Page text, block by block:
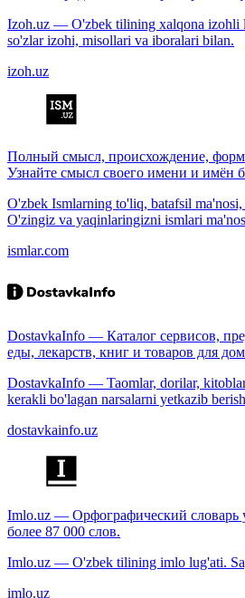
Izoh.uz — O'zbek tilining xalqona izohli
so'zlar izohi, misollari va iboralari bilan.
izoh.uz
Полный смысл, происхождение,
Узнайте смысл своего имени и имён
O'zbek Ismlarning to'liq, batafsil
O'zingiz va yaqinlaringizni ismlari
ismlar.com
DostavkaInfo — Каталог сервисов,
еды, лекарств, книг и товаров для
DostavkaInfo — Taomlar, dorilar,
kerakli bo'lagan narsalarni yetkazib
dostavkainfo.uz
Imlo.uz — Орфографический словарь
более 87 000 слов.
Imlo.uz — O'zbek tilining imlo lug'ati.
imlo.uz